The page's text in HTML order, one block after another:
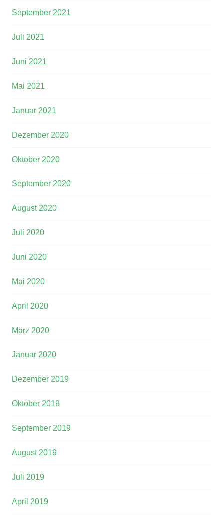
September 2021
Juli 2021
Juni 2021
Mai 2021
Januar 2021
Dezember 2020
Oktober 2020
September 2020
August 2020
Juli 2020
Juni 2020
Mai 2020
April 2020
März 2020
Januar 2020
Dezember 2019
Oktober 2019
September 2019
August 2019
Juli 2019
April 2019